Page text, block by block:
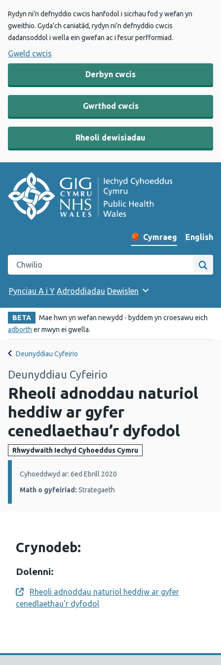
Rydyn ni’n defnyddio cwcis hanfodol i sicrhau fod y wefan yn
gweithio. Gyda’ch caniatâd, rydyn ni’n defnyddio cwcis
dadansoddol i wella ein gwefan ac i fesur perfformiad.
Gweld cwcis
Derbyn cwcis
Gwrthod cwcis
Rheoli dewisiadau
Newid iaith y wefan
Cymraeg English
–
Chwilio gwefan Iechyd Cyhoeddus Cymru
Pynciau A i Y Adroddiadau Dewislen
BETA
Mae hwn yn wefan newydd - byddem yn croesawu eich
adborth er mwyn ei gwella.
Deunyddiau Cyfeirio
Deunyddiau Cyfeirio
Rheoli adnoddau naturiol
heddiw ar gyfer
cenedlaethau’r dyfodol
Rhwydwaith Iechyd Cyhoeddus Cymru
Manylion:
Cyhoeddwyd ar: 6ed Ebrill 2020
Math o gyfeiriad: Strategaeth
Crynodeb:
Dolenni:
Opens a new window
Rheoli adnoddau naturiol heddiw ar gyfer
cenedlaethau'r dyfodol